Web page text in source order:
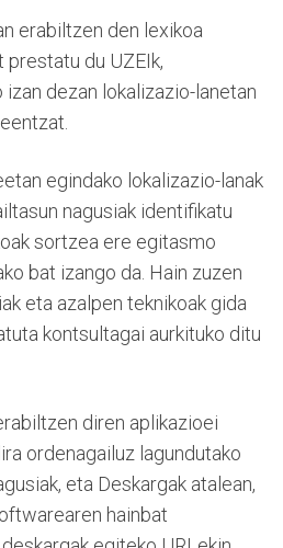
erabiltzen den lexikoa
du UZEIk,
dezan lokalizazio-lanetan
egindako lokalizazio-lanak
nagusiak identifikatu
sortzea ere egitasmo
bat izango da. Hain zuzen
eta azalpen teknikoak gida
kontsultagai aurkituko ditu
diren aplikazioei
ordenagailuz lagundutako
eta Deskargak atalean,
hainbat